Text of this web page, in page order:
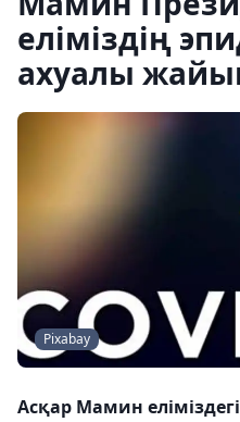
еліміздің
ахуалы
Pixabay
Асқар Мамин